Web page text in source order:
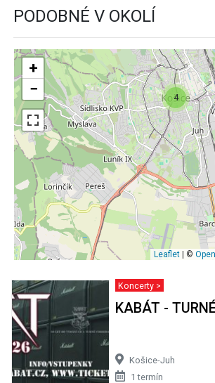
PODOBNÉ V OKOLÍ
4
+
−
Leaflet | ©
Koncerty >
KABÁT -
Košice-Juh
1 termín